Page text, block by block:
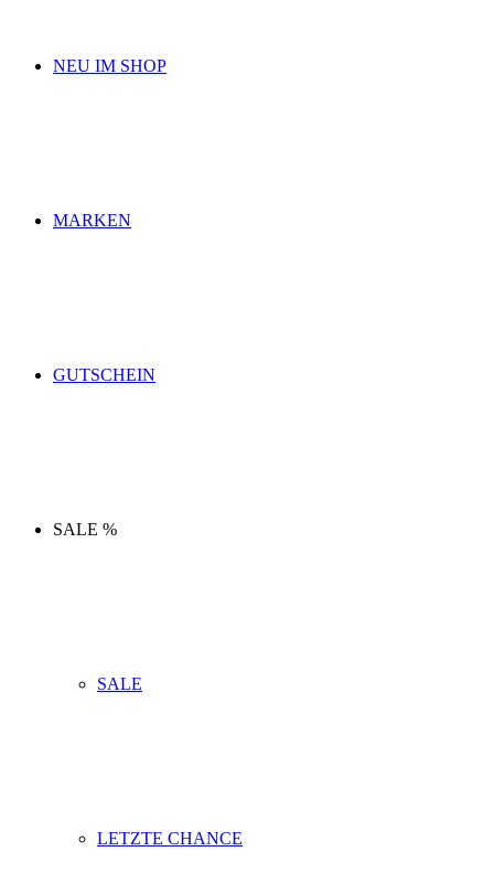
NEU IM SHOP
MARKEN
GUTSCHEIN
SALE %
SALE
LETZTE CHANCE